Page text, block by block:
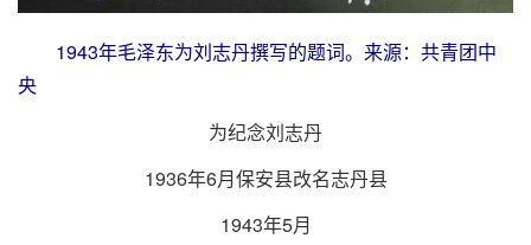
1943年毛泽东为刘志丹撰写的题词。来源：共青团中
央
为纪念刘志丹
1936年6月保安县改名志丹县
1943年5月